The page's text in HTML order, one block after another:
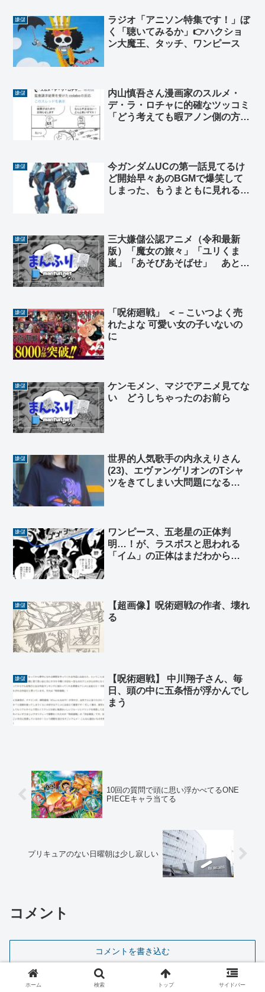
嫌儲
ラジオ「アニソン特集です！」ぼ
く「聴いてみるか」👉ハクショ
ン大魔王、タッチ、ワンピース
嫌儲
内山慎吾さん漫画家のスルメ・
デ・ラ・ロチャに的確なツッコミ
「どう考えても暇アノン側の方が
嫌儲
今ガンダムUCの第一話見てるけ
ど開始早々あのBGMで爆笑して
しまった、もうまともに見れる気
嫌儲
三大嫌儲公認アニメ（令和最新
版）「魔女の旅々」「ユリくま
嵐」「あそびあそばせ」 あと一
嫌儲
「呪術廻戦」 ＜－こいつよく売
れたよな 可愛い女の子いないの
に
嫌儲
ケンモメン、マジでアニメ見てな
い どうしちゃったのお前ら
嫌儲
世界的人気歌手の内永えりさん
(23)、エヴァンゲリオンのTシャ
ツをきてしまい大問題になる…
嫌儲
ワンピース、五老星の正体判
明…！が、ラスボスと思われる
「イム」の正体はまだわから
嫌儲
【超画像】呪術廻戦の作者、壊れ
る
嫌儲
【呪術廻戦】 中川翔子さん、毎
日、頭の中に五条悟が浮かんでし
まう
10回の質問で頭に思い浮かべてるONE
PIECEキャラ当てる
プリキュアのない日曜朝は少し寂しい
コメント
コメントを書き込む
ホーム 検索 トップ サイドバー